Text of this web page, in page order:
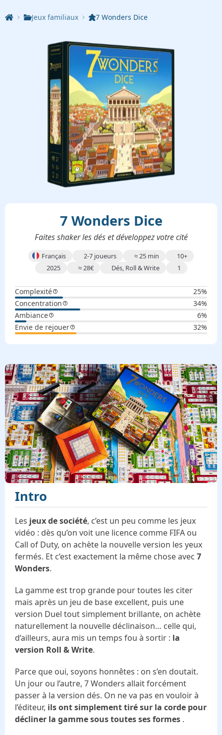
Jeux familiaux 7 Wonders Dice
7 Wonders Dice
Faites shaker les dés et développez votre cité
Français 2-7 joueurs ≈ 25 min
10+
2025
≈ 28€ Dés, Roll & Write 1
Complexité
25%
Concentration
34%
Ambiance
6%
Envie de rejouer
32%
Intro
Les jeux de société, c’est un peu comme les jeux
vidéo : dès qu’on voit une licence comme FIFA ou
Call of Duty, on achète la nouvelle version les yeux
fermés. Et c’est exactement la même chose avec 7
Wonders.
La gamme est trop grande pour toutes les citer
mais après un jeu de base excellent, puis une
version Duel tout simplement brillante, on achète
naturellement la nouvelle déclinaison… celle qui,
d’ailleurs, aura mis un temps fou à sortir : la
version Roll & Write.
Parce que oui, soyons honnêtes : on s’en doutait.
Un jour ou l’autre, 7 Wonders allait forcément
passer à la version dés. On ne va pas en vouloir à
l’éditeur, ils ont simplement tiré sur la corde pour
décliner la gamme sous toutes ses formes .